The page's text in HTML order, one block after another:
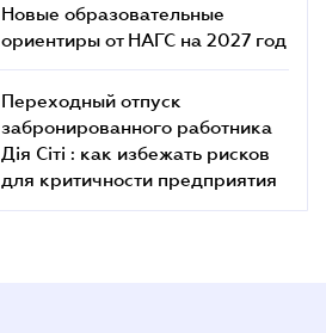
Новые образовательные
ориентиры от НАГС на 2027 год
Переходный отпуск
забронированного работника
Дія Сіті : как избежать рисков
для критичности предприятия